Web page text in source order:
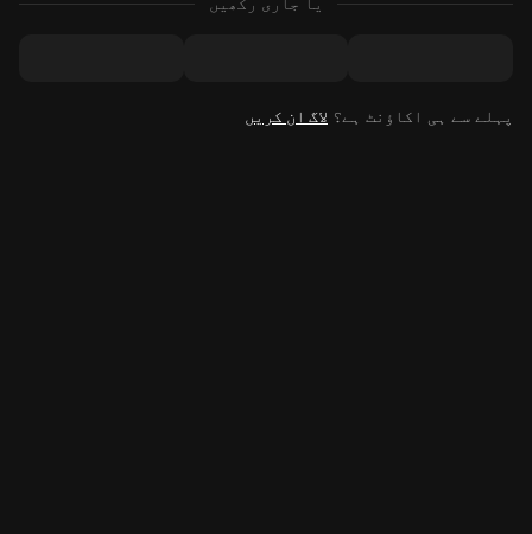
پہلے سے ہی اکاؤنٹ ہے؟ لاگ ان کریں